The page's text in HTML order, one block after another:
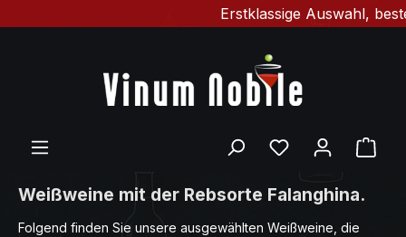
Erstklassige Auswahl,
Du hast 0
Weißweine mit der Rebsorte Falanghina.
Folgend finden Sie unsere ausgewählten Weißweine, die